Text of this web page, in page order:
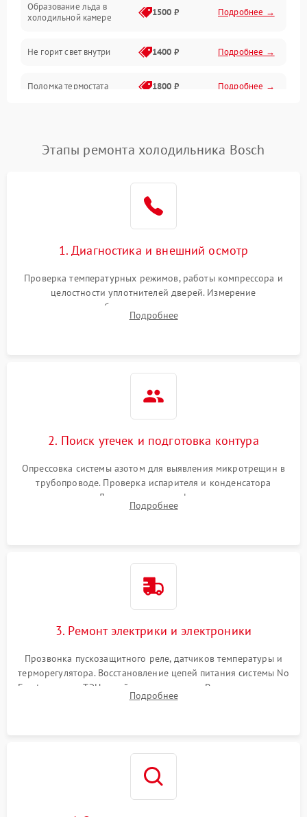
Образование льда в
холодильной камере
1500 ₽ Подробнее →
Не горит свет внутри 1400 ₽ Подробнее →
Поломка термостата 1800 ₽ Подробнее →
Поломка системы No Frost 2600 ₽ Подробнее →
работе
2000 ₽ Подробнее →
1000 ₽
1800 ₽
Этапы ремонта холодильника Bosch
1. Диагностика и внешний осмотр
Проверка температурных режимов, работы компрессора и
целостности уплотнителей дверей. Измерение
сопротивления обмоток мотора, проверка термостата и
считывание кодов ошибок с электронного дисплея.
Подробнее
2. Поиск утечек и подготовка контура
Опрессовка системы азотом для выявления микротрещин в
трубопроводе. Проверка испарителя и конденсатора
течеискателем. Демонтаж старого фильтра-осушителя и
продувка капиллярной трубки для устранения засоров.
Подробнее
3. Ремонт электрики и электроники
Прозвонка пускозащитного реле, датчиков температуры и
терморегулятора. Восстановление цепей питания системы No
Frost, включая ТЭН оттайки и вентилятор. Ремонт или замена
платы управления при сбоях алгоритмов.
Подробнее